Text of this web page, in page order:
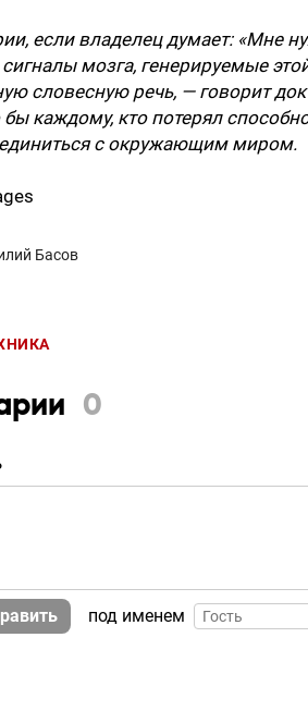
если владелец думает: «Мне
мозга, генерируемые
словесную речь, — говорит
каждому, кто потерял
с окружающим миром.
Басов
0
под именем